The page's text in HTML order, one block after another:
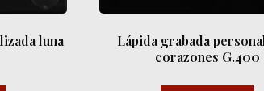
luna
Lápida grabada
corazones G.400